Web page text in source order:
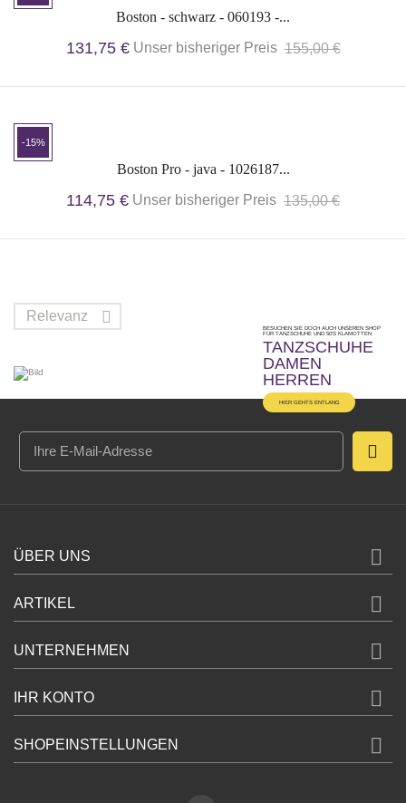
Boston - schwarz - 060193 -...
131,75 € Unser bisheriger Preis 155,00 €
-15%
Boston Pro - java - 1026187...
114,75 € Unser bisheriger Preis 135,00 €
Relevanz 
BESUCHEN SIE DOCH AUCH UNSEREN SHOP
FÜR TANZSCHUHE UND 50'S KLAMOTTEN
TANZSCHUHE
DAMEN
HERREN
HIER GEHTS ENTLANG
ÜBER UNS 
ARTIKEL 
UNTERNEHMEN 
IHR KONTO 
SHOPEINSTELLUNGEN 